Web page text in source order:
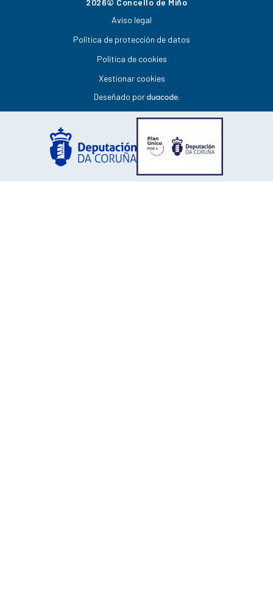
2026© Concello de Miño
Aviso legal
Política de protección de datos
Política de cookies
Xestionar cookies
Deseñado por